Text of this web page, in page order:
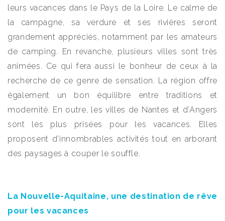
leurs vacances dans le Pays de la Loire. Le calme de
la campagne, sa verdure et ses rivières seront
grandement appréciés, notamment par les amateurs
de camping. En revanche, plusieurs villes sont très
animées. Ce qui fera aussi le bonheur de ceux à la
recherche de ce genre de sensation. La région offre
également un bon équilibre entre traditions et
modernité. En outre, les villes de Nantes et d’Angers
sont les plus prisées pour les vacances. Elles
proposent d’innombrables activités tout en arborant
des paysages à couper le souffle.
La Nouvelle-Aquitaine, une destination de rêve
pour les vacances